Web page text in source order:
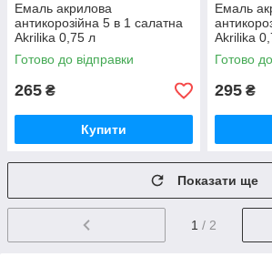
Емаль акрилова
антикорозійна 5 в 1 салатна
Akrilika 0,75 л
Готово до відправки
265 ₴
Купити
Емаль
Akrilika
Готово
295 ₴
Показати ще
1 / 2